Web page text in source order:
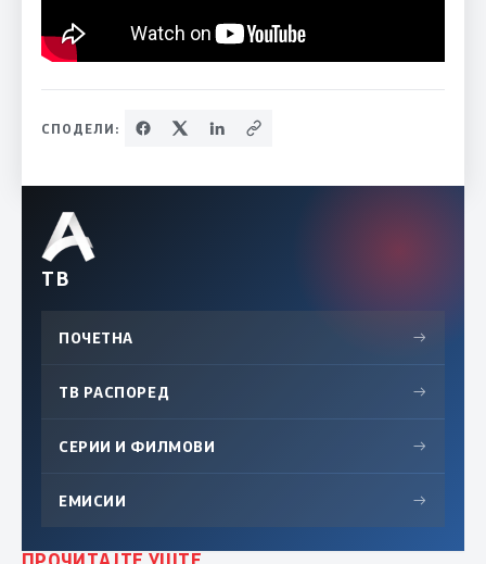
СПОДЕЛИ:
ТВ
ПОЧЕТНА →
ТВ РАСПОРЕД →
СЕРИИ И ФИЛМОВИ →
ЕМИСИИ →
ПРОЧИТАЈТЕ УШТЕ